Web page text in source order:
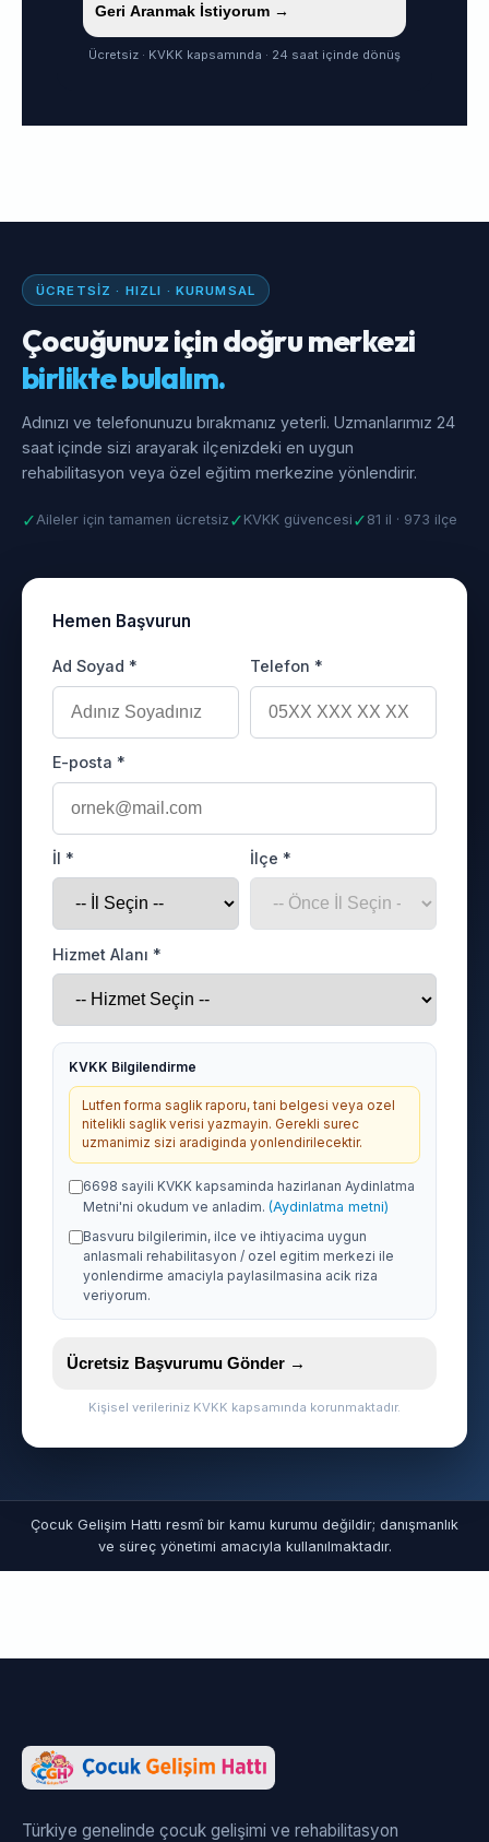
Geri Aranmak İstiyorum →
Ücretsiz · KVKK kapsamında · 24 saat içinde dönüş
ÜCRETSIZ · HIZLI · KURUMSAL
Çocuğunuz için doğru merkezi
birlikte bulalım.
Adınızı ve telefonunuzu bırakmanız yeterli. Uzmanlarımız 24
saat içinde sizi arayarak ilçenizdeki en uygun
rehabilitasyon veya özel eğitim merkezine yönlendirir.
✓Aileler için tamamen ücretsiz ✓ KVKK güvencesi ✓ 81 il · 973 ilçe
Hemen Başvurun
Ad Soyad * Telefon *
E-posta *
İl * İlçe *
Hizmet Alanı *
KVKK Bilgilendirme
Lutfen forma saglik raporu, tani belgesi veya ozel
nitelikli saglik verisi yazmayin. Gerekli surec
uzmanimiz sizi aradiginda yonlendirilecektir.
6698 sayili KVKK kapsaminda hazirlanan Aydinlatma
Metni'ni okudum ve anladim. (Aydinlatma metni)
Basvuru bilgilerimin, ilce ve ihtiyacima uygun
anlasmali rehabilitasyon / ozel egitim merkezi ile
yonlendirme amaciyla paylasilmasina acik riza
veriyorum.
Ücretsiz Başvurumu Gönder →
Kişisel verileriniz KVKK kapsamında korunmaktadır.
Çocuk Gelişim Hattı resmî bir kamu kurumu değildir; danışmanlık
ve süreç yönetimi amacıyla kullanılmaktadır.
Türkiye genelinde çocuk gelişimi ve rehabilitasyon